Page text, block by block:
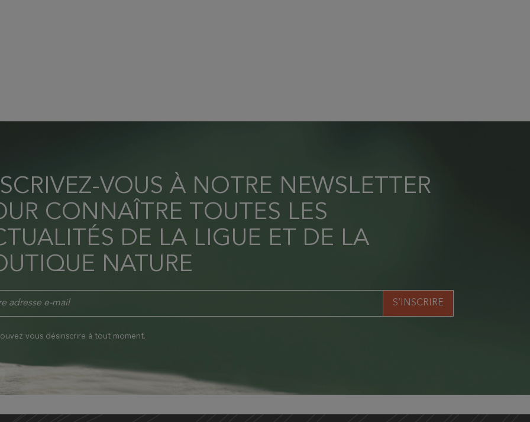
VOUS À NOTRE NEWSLETTER
CONNAÎTRE TOUTES LES
DE LA LIGUE ET DE LA
NATURE
vous désinscrire à tout moment.